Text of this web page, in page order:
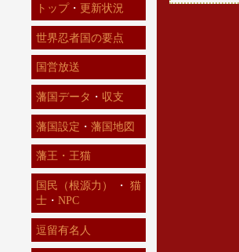
トップ・ 更新状況
世界忍者国の要点
国営放送
藩国データ ・ 収支
藩国設定 ・ 藩国地図
藩王・王猫
国民（根源力） ・ 猫
士・ NPC
逗留有名人